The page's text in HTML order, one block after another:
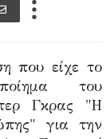
που είχε το
του
Γκρας "Η
για την